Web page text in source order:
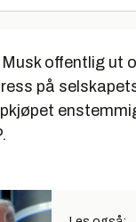
Musk offentlig
på